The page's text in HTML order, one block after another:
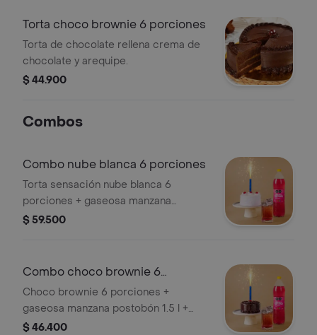
Torta choco brownie 6 porciones
Torta de chocolate rellena crema de
chocolate y arequipe.
$ 44.900
Combos
Combo nube blanca 6 porciones
Torta sensación nube blanca 6
porciones + gaseosa manzana
postobón 1.5 l + vela volcan
$ 59.500
Combo choco brownie 6
porciones
Choco brownie 6 porciones +
gaseosa manzana postobón 1.5 l +
vela volcan
$ 46.400